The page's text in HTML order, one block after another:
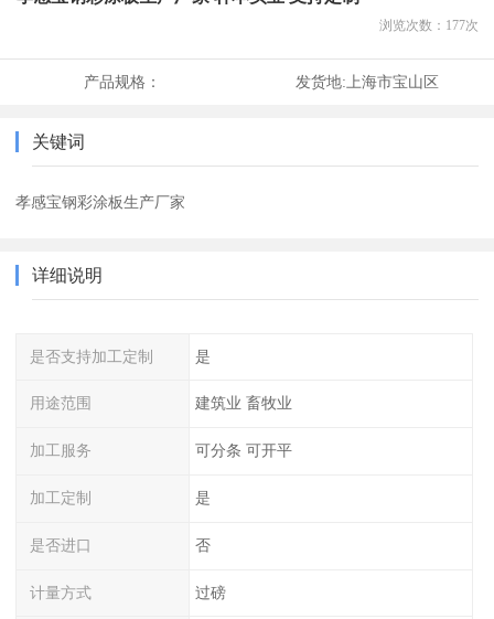
浏览次数： 177次
产品规格： 发货地:上海市宝山区
关键词
孝感宝钢彩涂板生产厂家
详细说明
是否支持加工定制 是
用途范围 建筑业 畜牧业
加工服务 可分条 可开平
加工定制 是
是否进口 否
计量方式 过磅